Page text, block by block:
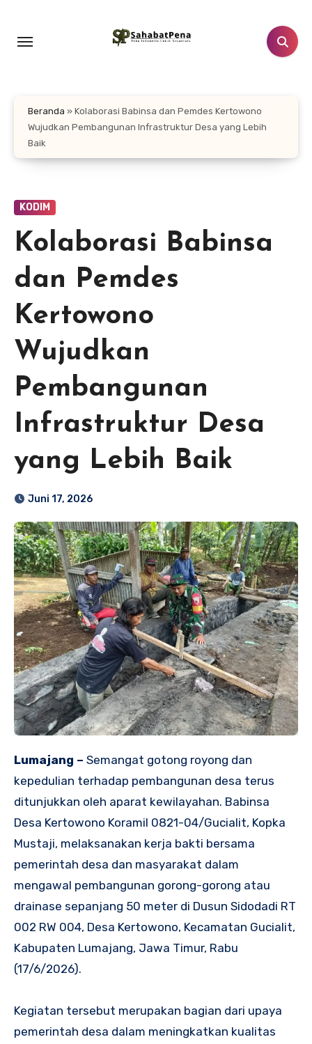
konten
Beranda » Kolaborasi Babinsa dan Pemdes Kertowono
Wujudkan Pembangunan Infrastruktur Desa yang Lebih
Baik
KODIM
Kolaborasi Babinsa
dan Pemdes
Kertowono
Wujudkan
Pembangunan
Infrastruktur Desa
yang Lebih Baik
Juni 17, 2026
Lumajang – Semangat gotong royong dan
kepedulian terhadap pembangunan desa terus
ditunjukkan oleh aparat kewilayahan. Babinsa
Desa Kertowono Koramil 0821-04/Gucialit, Kopka
Mustaji, melaksanakan kerja bakti bersama
pemerintah desa dan masyarakat dalam
mengawal pembangunan gorong-gorong atau
drainase sepanjang 50 meter di Dusun Sidodadi RT
002 RW 004, Desa Kertowono, Kecamatan Gucialit,
Kabupaten Lumajang, Jawa Timur, Rabu
(17/6/2026).
Kegiatan tersebut merupakan bagian dari upaya
pemerintah desa dalam meningkatkan kualitas